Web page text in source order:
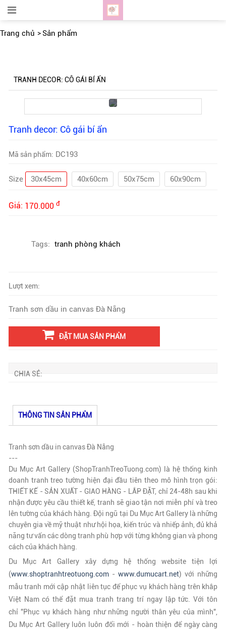
Trang chủ Sản phẩm
TRANH DECOR: CÔ GÁI BÍ ẨN
Tranh decor: Cô gái bí ẩn
Mã sản phẩm: DC193
Size 30x45cm 40x60cm 50x75cm 60x90cm
Giá: 170.000 đ
Tags: tranh phòng khách
Lượt xem:
Tranh sơn dầu in canvas Đà Nẵng
ĐẶT MUA SẢN PHẨM
CHIA SẺ:
THÔNG TIN SẢN PHẨM
Tranh sơn dầu in canvas Đà Nẵng
---
Du Mục Art Gallery (ShopTranhTreoTuong.com) là hệ thống kinh
doanh tranh treo tường hiện đại đầu tiên theo mô hình trọn gói:
THIẾT KẾ - SẢN XUẤT - GIAO HÀNG - LẮP ĐẶT, chỉ 24-48h sau khi
nhận được yêu cầu thiết kế, tranh sẽ giao tận nơi miễn phí và treo
lên tường của khách hàng. Đội ngũ tại Du Mục Art Gallery là những
chuyên gia về mỹ thuật như hội họa, kiến trúc và nhiếp ảnh, đủ khả
năng tư vấn các dòng tranh phù hợp với từng không gian và phong
cách của khách hàng.
Du Mục Art Gallery xây dựng hệ thống website tiện lợi
(www.shoptranhtreotuong.com- www.dumucart.net)với những
mẫu tranh mới cập nhật liên tục để phục vụ khách hàng trên khắp
Việt Nam có thể đặt mua tranh trang trí ngay lập tức. Với tôn
chỉ "Phục vụ khách hàng như những người thân yêu của mình",
Du Mục Art Gallery luôn luôn đổi mới - hoàn thiện để ngày càng